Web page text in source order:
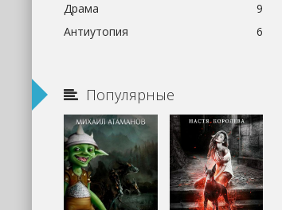
Драма
9
Антиутопия
6
Популярные